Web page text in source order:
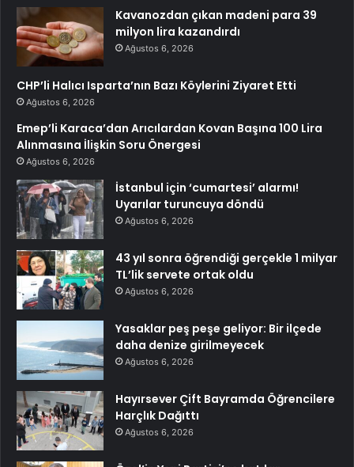
Kavanozdan çıkan madeni para 39
milyon lira kazandırdı
Ağustos 6, 2026
CHP’li Halıcı Isparta’nın Bazı Köylerini Ziyaret Etti
Ağustos 6, 2026
Emep’li Karaca’dan Arıcılardan Kovan Başına 100 Lira
Alınmasına İlişkin Soru Önergesi
Ağustos 6, 2026
İstanbul için ‘cumartesi’ alarmı!
Uyarılar turuncuya döndü
Ağustos 6, 2026
43 yıl sonra öğrendiği gerçekle 1 milyar
TL’lik servete ortak oldu
Ağustos 6, 2026
Yasaklar peş peşe geliyor: Bir ilçede
daha denize girilmeyecek
Ağustos 6, 2026
Hayırsever Çift Bayramda Öğrencilere
Harçlık Dağıttı
Ağustos 6, 2026